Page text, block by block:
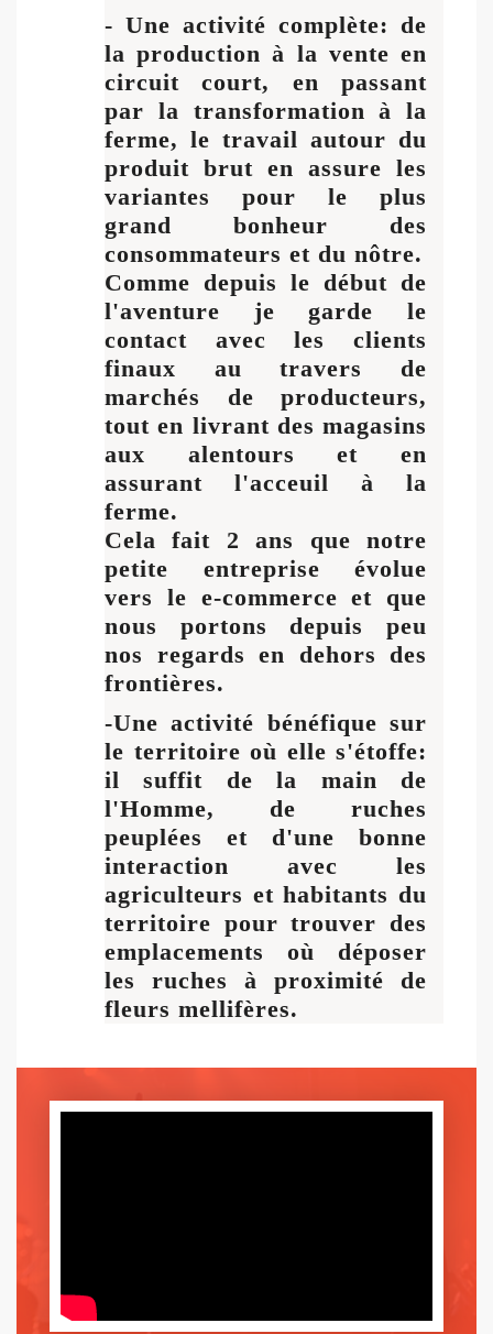
- Une activité complète: de
la production à la vente en
circuit court, en passant
par la transformation à la
ferme, le travail autour du
produit brut en assure les
variantes pour le plus
grand bonheur des
consommateurs et du nôtre.
Comme depuis le début de
l'aventure je garde le
contact avec les clients
finaux au travers de
marchés de producteurs,
tout en livrant des magasins
aux alentours et en
assurant l'acceuil à la
ferme.
Cela fait 2 ans que notre
petite entreprise évolue
vers le e-commerce et que
nous portons depuis peu
nos regards en dehors des
frontières.
-Une activité bénéfique sur
le territoire où elle s'étoffe:
il suffit de la main de
l'Homme, de ruches
peuplées et d'une bonne
interaction avec les
agriculteurs et habitants du
territoire pour trouver des
emplacements où déposer
les ruches à proximité de
fleurs mellifères.